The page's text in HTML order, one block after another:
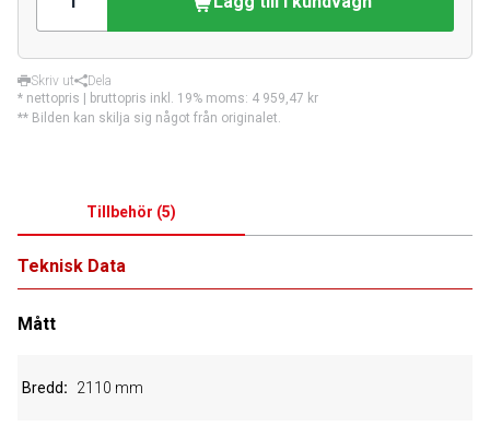
Skriv ut
Dela
* nettopris | bruttopris inkl. 19% moms: 4 959,47 kr
** Bilden kan skilja sig något från originalet.
Tillbehör (5)
Teknisk Data
Mått
Bredd 2110 mm